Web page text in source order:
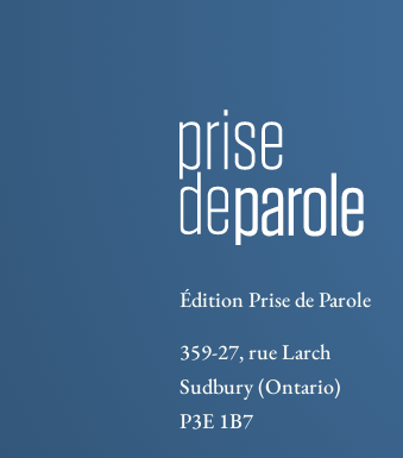
Édition Prise de Parole
359-27, rue Larch
Sudbury (Ontario)
P3E 1B7